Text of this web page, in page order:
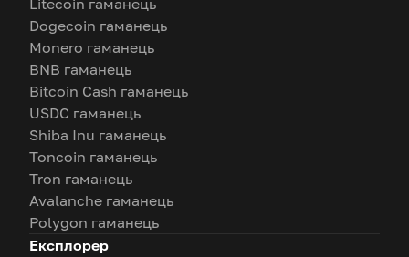
Litecoin гаманець
Dogecoin гаманець
Monero гаманець
BNB гаманець
Bitcoin Cash гаманець
USDC гаманець
Shiba Inu гаманець
Toncoin гаманець
Tron гаманець
Avalanche гаманець
Polygon гаманець
Експлорер